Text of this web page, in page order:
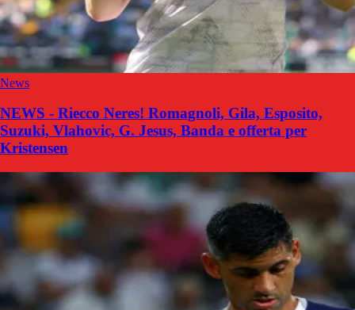
News
NEWS - Riecco Neres! Romagnoli, Gila, Esposito,
Suzuki, Vlahovic, G. Jesus, Banda e offerta per
Kristensen